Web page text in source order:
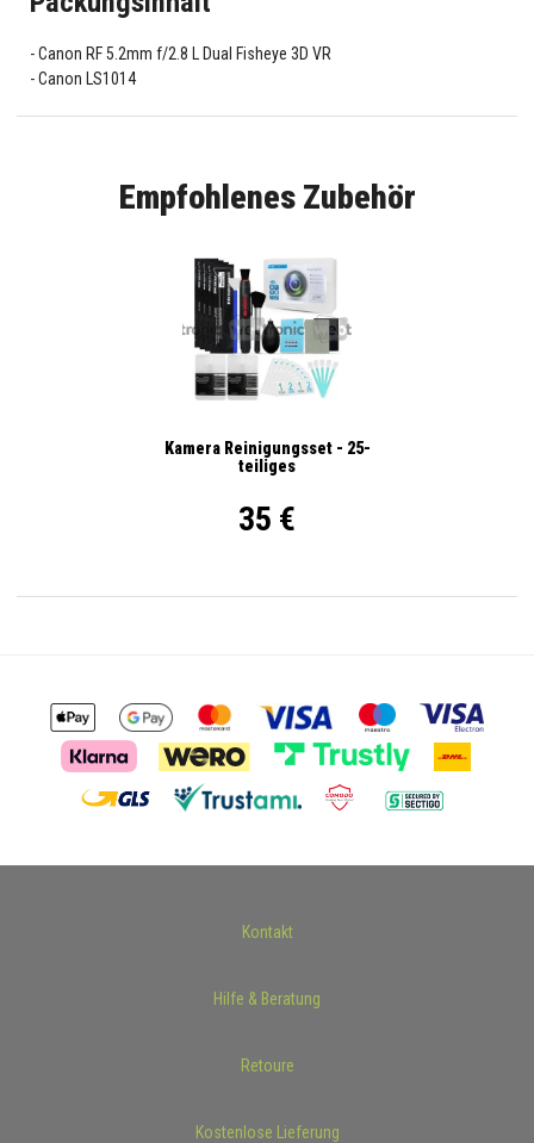
Canon RF 5.2mm f/2.8 L Dual Fisheye 3D VR
Canon LS1014
Empfohlenes Zubehör
Kamera Reinigungsset - 25-
teiliges
35 €
Kontakt
Hilfe & Beratung
Retoure
Kostenlose Lieferung